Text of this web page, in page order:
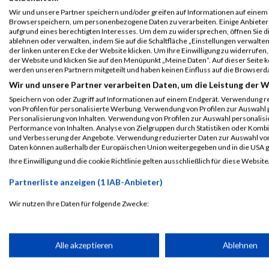
URL www.ironman.com
Event auf Facebook teilen
PASSENDE VERANSTALTUNGEN
12. Juli 2026
IRONMAN 70.3 Musselman
14. Juli 2024
IRONMAN 70.3
Laufsport Anmeldung
Wir und unsere Partner speichern und/oder greifen auf Informationen auf einem
Browserspeichern, um personenbezogene Daten zu verarbeiten. Einige
aufgrund eines berechtigten Interesses. Um dem zu widersprechen, öffnen Sie
ablehnen oder verwalten, indem Sie auf die Schaltfläche „Einstellungen
der linken unteren Ecke der Website klicken. Um Ihre Einwilligung zu
der Website und klicken Sie auf den Menüpunkt „Meine Daten“. Auf dieser
werden unseren Partnern mitgeteilt und haben keinen Einfluss auf die
Wir und unsere Partner verarbeiten Daten, um die Leistung der
Speichern von oder Zugriff auf Informationen auf einem Endgerät. Verwendung
von Profilen für personalisierte Werbung. Verwendung von Profilen zur
Personalisierung von Inhalten. Verwendung von Profilen zur Auswahl
Performance von Inhalten. Analyse von Zielgruppen durch Statistiken oder
und Verbesserung der Angebote. Verwendung reduzierter Daten zur Auswahl
Daten können außerhalb der Europäischen Union weitergegeben und in die USA
Ihre Einwilligung und die cookie Richtlinie gelten ausschließlich für diese
Partnerliste anzeigen (1 IAB-Anbieter)
Wir nutzen Ihre Daten für folgende Zwecke:
Speichern von oder Zugriff auf Informationen auf einem
Alle akzeptieren Ablehnen